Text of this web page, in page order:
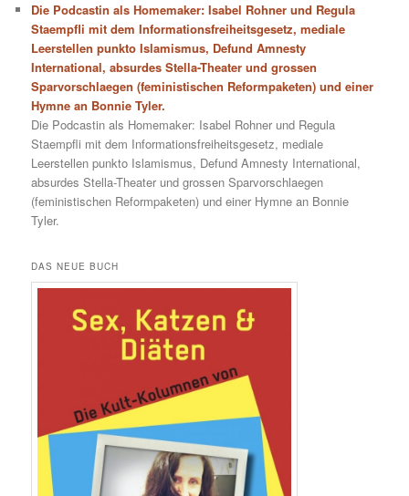
Die Podcastin als Homemaker: Isabel Rohner und Regula
Staempfli mit dem Informationsfreiheitsgesetz, mediale
Leerstellen punkto Islamismus, Defund Amnesty
International, absurdes Stella-Theater und grossen
Sparvorschlaegen (feministischen Reformpaketen) und einer
Hymne an Bonnie Tyler.
Die Podcastin als Homemaker: Isabel Rohner und Regula
Staempfli mit dem Informationsfreiheitsgesetz, mediale
Leerstellen punkto Islamismus, Defund Amnesty International,
absurdes Stella-Theater und grossen Sparvorschlaegen
(feministischen Reformpaketen) und einer Hymne an Bonnie
Tyler.
DAS NEUE BUCH